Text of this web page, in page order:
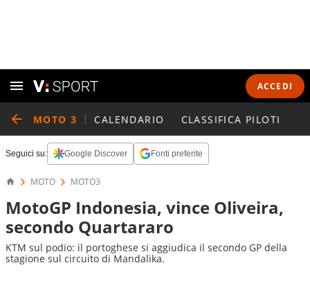
ACCEDI
MOTO 3 CALENDARIO CLASSIFICA PILOTI
Seguici su: Google Discover Fonti preferite
MOTO MOTO3
MotoGP Indonesia, vince Oliveira,
secondo Quartararo
KTM sul podio: il portoghese si aggiudica il secondo GP della
stagione sul circuito di Mandalika.